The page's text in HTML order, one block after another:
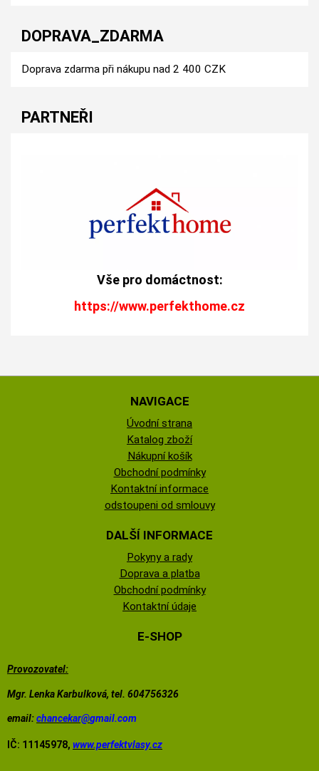
DOPRAVA_ZDARMA
Doprava zdarma při nákupu nad 2 400 CZK
PARTNEŘI
Vše pro domáctnost:
https://www.perfekthome.cz
NAVIGACE
Úvodní strana
Katalog zboží
Nákupní košík
Obchodní podmínky
Kontaktní informace
odstoupeni od smlouvy
DALŠÍ INFORMACE
Pokyny a rady
Doprava a platba
Obchodní podmínky
Kontaktní údaje
E-SHOP
Provozovatel:
Mgr. Lenka Karbulková, tel. 604756326
email:chancekar@gmail.com
IČ: 11145978, www.perfektvlasy.cz